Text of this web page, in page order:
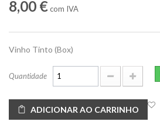
8,00 €com IVA
Vinho Tinto (Box)
Quantidade
ADICIONAR AO CARRINHO